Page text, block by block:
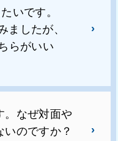
いです。
ましたが、
らがいい
。なぜ対面や
のですか？